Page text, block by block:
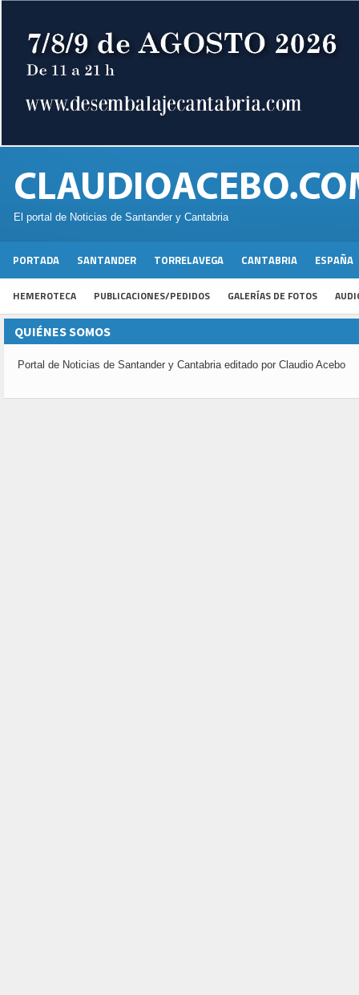
El portal de Noticias de Santander y Cantabria
PORTADA SANTANDER TORRELAVEGA CANTABRIA ESPAÑA
HEMEROTECA PUBLICACIONES/PEDIDOS GALERÍAS DE FOTOS
QUIÉNES SOMOS
Portal de Noticias de Santander y Cantabria editado por Claudio Acebo